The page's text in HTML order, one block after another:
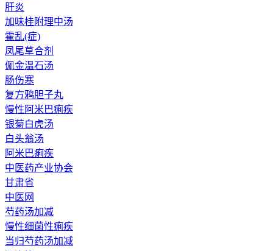
肝炎
加味桂附理中汤
霍乱(症)
凤尾草合剂
佩金温石汤
肠伤寒
复方鸦胆子丸
慢性阿米巴痢疾
银菊白虎汤
白头翁汤
阿米巴痢疾
中医药产业协会
甘肃省
中医网
芍药汤加减
慢性细菌性痢疾
当归芍药汤加减